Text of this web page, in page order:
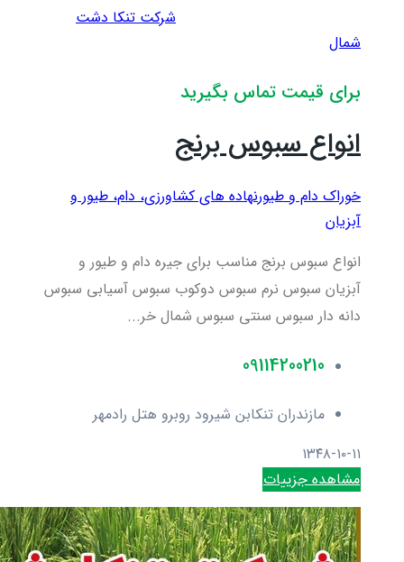
شرکت تنکا دشت
شمال
برای قیمت تماس بگیرید
انواع سبوس برنج
خوراک دام و طیورنهاده های کشاورزی، دام، طيور و
آبزيان
انواع سبوس برنج مناسب برای جیره دام و طیور و
آبزیان سبوس نرم سبوس دوکوب سبوس آسیابی سبوس
دانه دار سبوس سنتی سبوس شمال خر...
09114200210
مازندران تنکابن شیرود روبرو هتل رادمهر
۱۳۴۸-۱۰-۱۱
مشاهده جزییات